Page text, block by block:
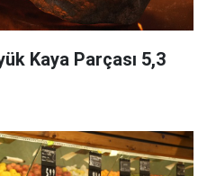
Kaya Parçası 5,3